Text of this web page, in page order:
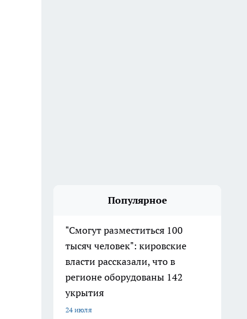
Популярное
"Смогут разместиться 100
тысяч человек": кировские
власти рассказали, что в
регионе оборудованы 142
укрытия
24 июля